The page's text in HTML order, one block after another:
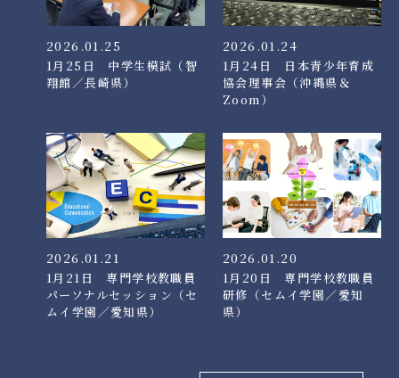
2026.01.25
1月25日 中学生模試（智
翔館／長崎県）
2026.01.24
1月24日 日本青少年育成
協会理事会（沖縄県＆
Zoom）
2026.01.21
1月21日 専門学校教職員
パーソナルセッション（セ
ムイ学園／愛知県）
2026.01.20
1月20日 専門学校教職員
研修（セムイ学園／愛知
県）